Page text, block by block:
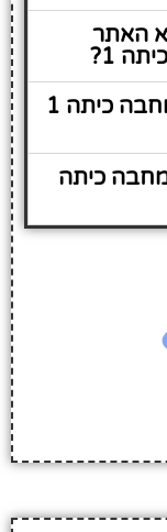
האתר
1?
האם המידע על גן ילדים אלמחבה כיתה 1
כיתה